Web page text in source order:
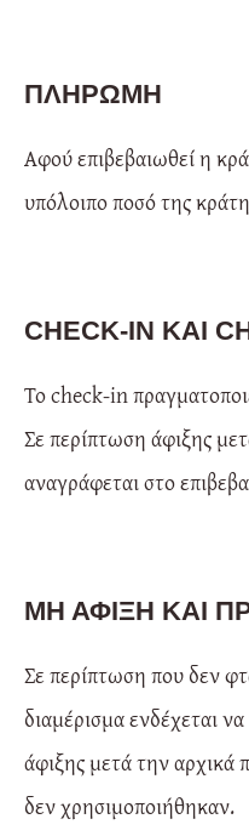
ΠΛΗΡΩΜΉ
Αφού επιβεβαιωθεί η
υπόλοιπο ποσό της
CHECK-IN ΚΑΙ
Το check-in
Σε περίπτωση άφιξης
αναγράφεται στο
ΜΗ ΑΦΙΞΗ ΚΑΙ
Σε περίπτωση που δεν
διαμέρισμα ενδέχεται
άφιξης μετά την
δεν χρησιμοποιήθηκαν.